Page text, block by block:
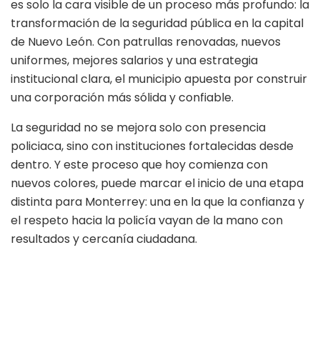
es solo la cara visible de un proceso más profundo: la
transformación de la seguridad pública en la capital
de Nuevo León. Con patrullas renovadas, nuevos
uniformes, mejores salarios y una estrategia
institucional clara, el municipio apuesta por construir
una corporación más sólida y confiable.
La seguridad no se mejora solo con presencia
policiaca, sino con instituciones fortalecidas desde
dentro. Y este proceso que hoy comienza con
nuevos colores, puede marcar el inicio de una etapa
distinta para Monterrey: una en la que la confianza y
el respeto hacia la policía vayan de la mano con
resultados y cercanía ciudadana.